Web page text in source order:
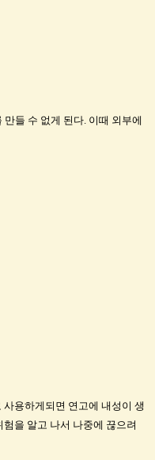
들 수 없게 된다. 이때 외부에
용하게되면 연고에 내성이 생
을 알고 나서 나중에 끊으려